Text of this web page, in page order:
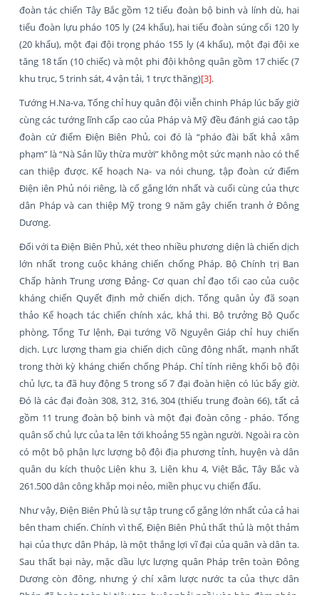
đoàn tác chiến Tây Bắc gồm 12 tiểu đoàn bộ binh và lính dù, hai
tiểu đoàn lựu pháo 105 ly (24 khẩu), hai tiểu đoàn súng cối 120 ly
(20 khẩu), một đại đội trọng pháo 155 ly (4 khẩu), một đại đội xe
tăng 18 tấn (10 chiếc) và một phi đội không quân gồm 17 chiếc (7
khu trục, 5 trinh sát, 4 vận tải, 1 trực thăng)[3].
Tướng H.Na-va, Tổng chỉ huy quân đội viễn chinh Pháp lúc bấy giờ
cùng các tướng lĩnh cấp cao của Pháp và Mỹ đều đánh giá cao tập
đoàn cứ điểm Điện Biên Phủ, coi đó là “pháo đài bất khả xâm
phạm” là “Nà Sản lũy thừa mười” không một sức mạnh nào có thể
can thiệp được. Kế hoạch Na- va nói chung, tập đoàn cứ điểm
Điện iên Phủ nói riêng, là cố gắng lớn nhất và cuối cùng của thực
dân Pháp và can thiệp Mỹ trong 9 năm gây chiến tranh ở Đông
Dương.
Đối với ta Điện Biên Phủ, xét theo nhiều phương diện là chiến dịch
lớn nhất trong cuộc kháng chiến chống Pháp. Bộ Chính trị Ban
Chấp hành Trung ương Đảng- Cơ quan chỉ đạo tối cao của cuộc
kháng chiến Quyết định mở chiến dịch. Tổng quân ủy đã soạn
thảo Kế hoạch tác chiến chính xác, khả thi. Bộ trưởng Bộ Quốc
phòng, Tổng Tư lệnh, Đại tướng Võ Nguyên Giáp chỉ huy chiến
dịch. Lực lượng tham gia chiến dịch cũng đông nhất, mạnh nhất
trong thời kỳ kháng chiến chống Pháp. Chỉ tính riêng khối bộ đội
chủ lực, ta đã huy động 5 trong số 7 đại đoàn hiện có lúc bấy giờ.
Đó là các đại đoàn 308, 312, 316, 304 (thiếu trung đoàn 66), tất cả
gồm 11 trung đoàn bộ binh và một đại đoàn công - pháo. Tổng
quân số chủ lực của ta lên tới khoảng 55 ngàn người. Ngoài ra còn
có một bộ phận lực lượng bộ đội địa phương tỉnh, huyện và dân
quân du kích thuộc Liên khu 3, Liên khu 4, Việt Bắc, Tây Bắc và
261.500 dân công khắp mọi nẻo, miền phục vụ chiến đấu.
Như vậy, Điện Biên Phủ là sự tập trung cố gắng lớn nhất của cả hai
bên tham chiến. Chính vì thế, Điện Biên Phủ thất thủ là một thảm
hại của thực dân Pháp, là một thắng lợi vĩ đại của quân và dân ta.
Sau thất bại này, mặc dầu lực lượng quân Pháp trên toàn Đông
Dương còn đông, nhưng ý chí xâm lược nước ta của thực dân